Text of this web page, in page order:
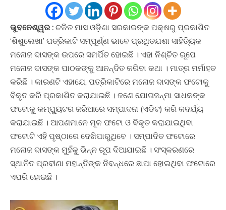
ଭୁବନେଶ୍ୱର : ଚଳିତ ମାସ ଓଡ଼ିଶା ସରକାରଙ୍କ ପକ୍ଷରୁ ପ୍ରକାଶିତ
‘ଶିଶୁଲେଖା’ ପତ୍ରିକାଟି ସମ୍ପୂର୍ଣ୍ଣ ଭାବେ ପ୍ରଥିତଯଶା ସାହିତ୍ୟିକ
ମନୋଜ ଦାସଙ୍କ ଉପରେ ସମର୍ପିତ ହୋଇଛି । ଏହା ନିଶ୍ଚିତ ରୂପେ
ମନୋଜ ଦାସଙ୍କ ପାଠକଙ୍କୁ ଆନନ୍ଦିତ କରିବା କଥା । ମାତ୍ର ମର୍ମାହତ
କରିଛି । କାରଣଟି ଏହାଯେ, ପତ୍ରିକାଟିରେ ମନୋଜ ଦାସଙ୍କ ଫଟୋକୁ
ବିକୃତ କରି ପ୍ରକାଶିତ କରାଯାଇଛି । ଜଣେ ଯୋଗଜନ୍ମା ସାଧକଙ୍କ
ଫଟୋକୁ କମ୍ପ୍ୟୁଟର ଜରିଆରେ ସମ୍ପାଦନା (ଏଡିଟ) କରି କଦର୍ଯ୍ୟ
କରାଯାଇଛି । ଆପଣମାନେ ମୂଳ ଫଟୋ ଓ ବିକୃତ କରାଯାଇଥିବା
ଫଟୋଟି ଏହି ପୃଷ୍ଠାରେ ଦେଖିପାରୁଥିବେ । ସମ୍ପାଦିତ ଫଟୋରେ
ମନୋଜ ଦାସଙ୍କ ମୁହଁକୁ ଭିନ୍ନ ରୂପ ଦିଆଯାଇଛି । ସଂସ୍କରଣରେ
ସ୍ଥାନିତ ପ୍ରବୀଣା ମହାନ୍ତିଙ୍କ ନିବନ୍ଧରେ ଛାପା ହୋଇଥିବା ଫଟୋରେ
ଏପରି ହୋଇଛି ।